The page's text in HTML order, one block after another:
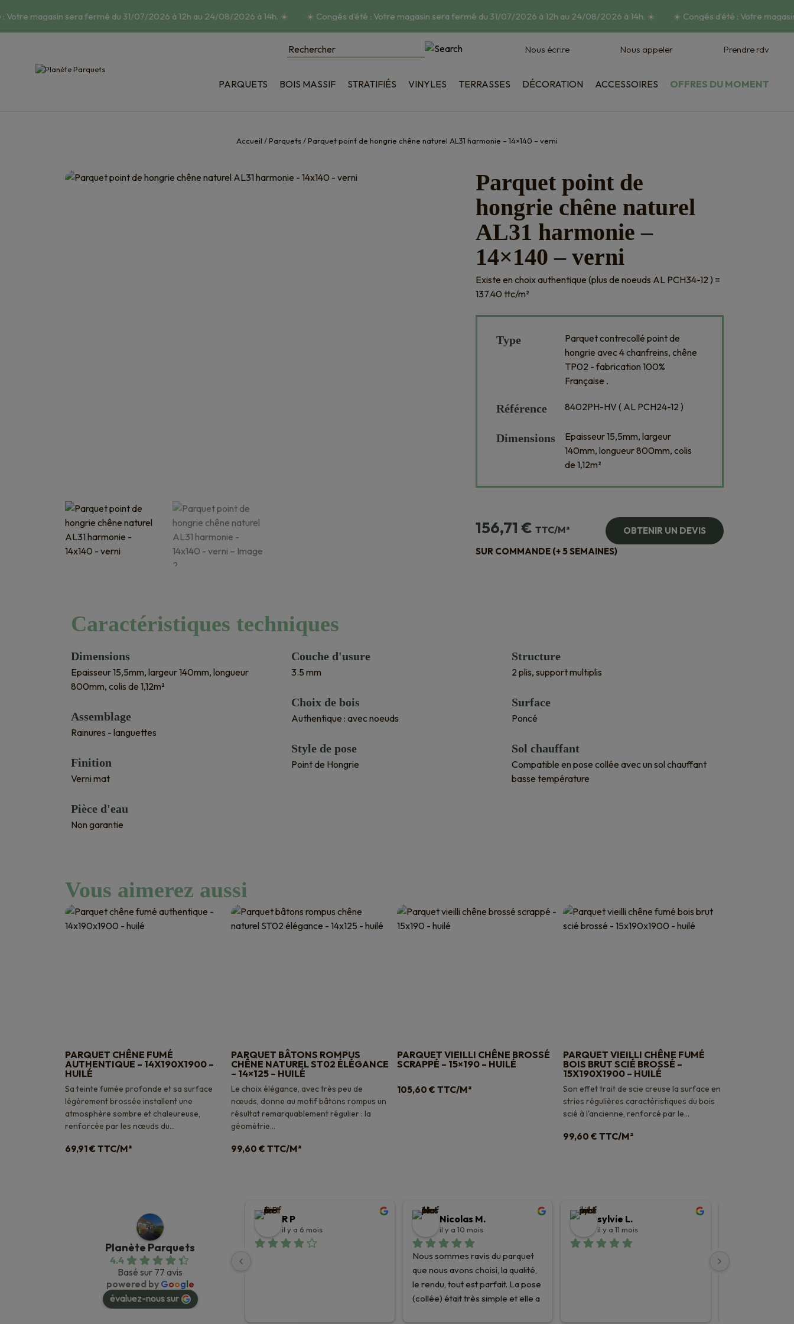
Votre magasin sera fermé du 31/07/2026 à 12h au 24/08/2026 à 14h.☀️ ☀️Congés d’été : Votre magasin sera fermé du 31/07/2026 à 12h au 24/08/2026 à 14h.☀️ ☀️Congés d’été : Votre
Nous écrire Nous appeler Prendre rdv
PARQUETS
Bois exotique
BOIS MASSIF STRATIFIÉS VINYLES
TERRASSES
Accessoires
DÉCORATION
ACCESSOIRES OFFRES DU MOMENT
Accueil /Parquets/Parquet point de hongrie chêne naturel AL31 harmonie – 14×140 – verni
Parquet point de
hongrie chêne naturel
AL31 harmonie –
14×140 – verni
Existe en choix authentique (plus de noeuds AL PCH34-12 ) =
137.40 ttc/m²
Type
Parquet contrecollé point de
hongrie avec 4 chanfreins, chêne
TP02 - fabrication 100%
Française .
Référence 8402PH-HV ( AL PCH24-12 )
Dimensions
Epaisseur 15,5mm, largeur
140mm, longueur 800mm, colis
de 1,12m²
156,71 € TTC/M²
OBTENIR UN DEVIS
SUR COMMANDE (+ 5 SEMAINES)
Caractéristiques techniques
Dimensions
Epaisseur 15,5mm, largeur 140mm, longueur
800mm, colis de 1,12m²
Assemblage
Rainures - languettes
Finition
Verni mat
Pièce d'eau
Non garantie
Couche d'usure
3.5 mm
Choix de bois
Authentique : avec noeuds
Style de pose
Point de Hongrie
Structure
2 plis, support multiplis
Surface
Poncé
Sol chauffant
Compatible en pose collée avec un sol chauffant
basse température
Vous aimerez aussi
PARQUET CHÊNE FUMÉ
AUTHENTIQUE – 14X190X1900 –
HUILÉ
Sa teinte fumée profonde et sa surface
légèrement brossée installent une
atmosphère sombre et chaleureuse,
renforcée par les nœuds du...
69,91€ TTC/M²
PARQUET BÂTONS ROMPUS
CHÊNE NATUREL ST02 ÉLÉGANCE
– 14×125 – HUILÉ
Le choix élégance, avec très peu de
nœuds, donne au motif bâtons rompus un
résultat remarquablement régulier : la
géométrie...
99,60 € TTC/M²
PARQUET VIEILLI CHÊNE BROSSÉ
SCRAPPÉ – 15×190 – HUILÉ
105,60 € TTC/M²
PARQUET VIEILLI CHÊNE FUMÉ
BOIS BRUT SCIÉ BROSSÉ –
15X190X1900 – HUILÉ
Son effet trait de scie creuse la surface en
stries régulières caractéristiques du bois
scié à l'ancienne, renforcé par le...
99,60€ TTC/M²
Planète Parquets
4.4
Basé sur 77 avis
powered by Google
évaluez-nous sur
R P
il y a 6 mois
Nicolas M.
il y a 10 mois
Nous sommes ravis du parquet
que nous avons choisi, la qualité,
le rendu, tout est parfait. La pose
(collée) était très simple et elle a
sylvie L.
il y a 11 mois
J’ai choisi mon